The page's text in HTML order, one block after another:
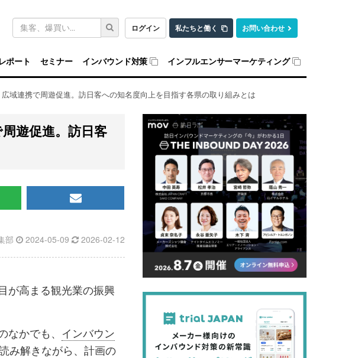
ログイン 私たちと働く お問い合わせ
キ
ワ
ド
検
索
ポート セミナー インバウンド対策 インフルエンサーマーケティング
域連携で周遊促進。訪日客への知名度向上を目指す各県の取り組みとは
遊促進。訪日客
メ
マ
ガ
録
る
部 2024-05-09 2026-02-12
が高まる観光業の振興
かでも、 インバウン
み解きながら、計画の